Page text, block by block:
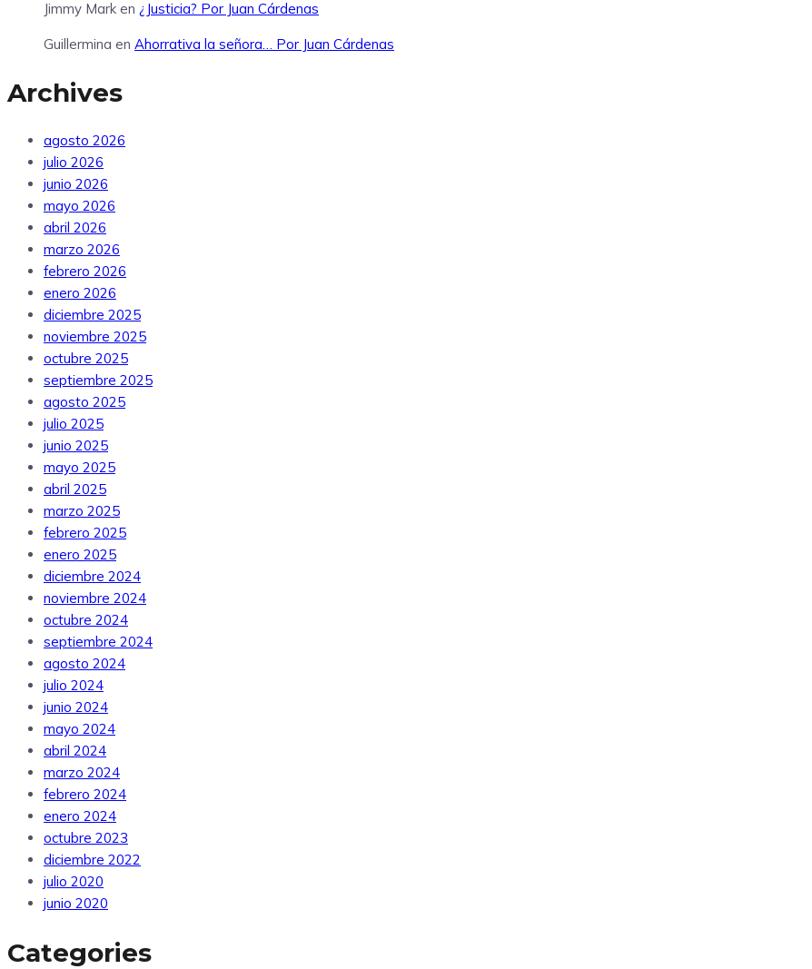
Jimmy Mark en ¿Justicia? Por Juan Cárdenas
Guillermina en Ahorrativa la señora… Por Juan Cárdenas
Archives
agosto 2026
julio 2026
junio 2026
mayo 2026
abril 2026
marzo 2026
febrero 2026
enero 2026
diciembre 2025
noviembre 2025
octubre 2025
septiembre 2025
agosto 2025
julio 2025
junio 2025
mayo 2025
abril 2025
marzo 2025
febrero 2025
enero 2025
diciembre 2024
noviembre 2024
octubre 2024
septiembre 2024
agosto 2024
julio 2024
junio 2024
mayo 2024
abril 2024
marzo 2024
febrero 2024
enero 2024
octubre 2023
diciembre 2022
julio 2020
junio 2020
Categories